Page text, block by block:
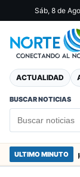
Sáb, 8 de
ACTUALIDAD
BUSCAR NOTICIAS
ULTIMO MINUTO